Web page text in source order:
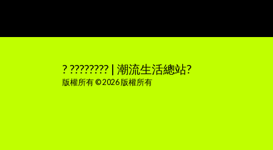
? ???????? | 潮流生活總站?
版權所有 © 2026 版權所有